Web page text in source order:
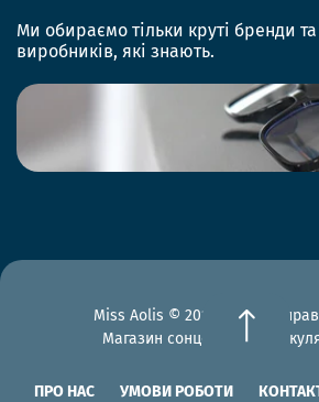
Ми обираємо тільки круті бренди
виробників, які знають.
Miss Aolis © 2012-2026 Всі
Магазин сонцезахисних
ПРО НАС УМОВИ РОБОТИ